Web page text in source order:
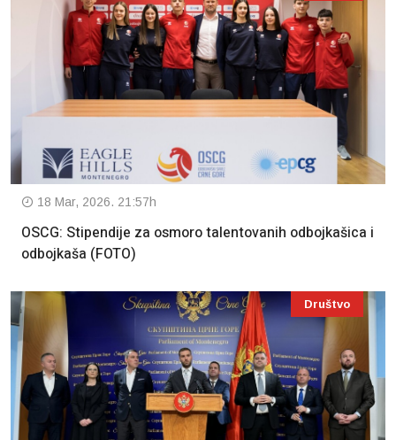
18 Mar, 2026. 21:57h
OSCG: Stipendije za osmoro talentovanih odbojkašica i
odbojkaša (FOTO)
Društvo